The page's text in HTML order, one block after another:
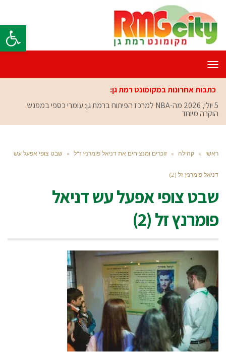
פתח
תפריט
כתבות אחרונות במקומונט רמת גן:
5 יולי, 2026
מה-NBA למרכז הפיתוח ברמת גן: עומרי כספי במפגש
הוקרה מיוחד
ראשי » קהילה » זוכרים ומנציחים את דניאל פומרנץ ז"ל » שבט צופי אפעל עש
דניאל פומרנץ זל (2)
שבט צופי אפעל עש דניאל
פומרנץ זל (2)